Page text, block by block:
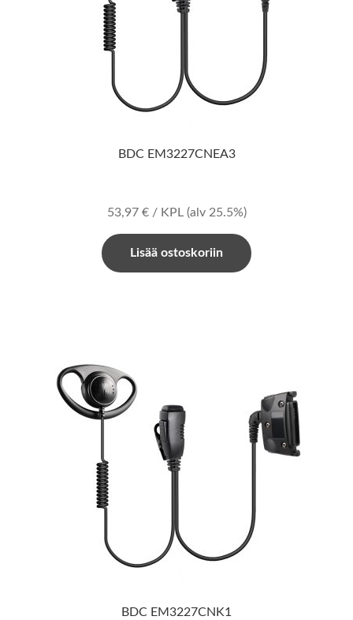
BDC EM3227CNEA3
53,97 €/ KPL (alv 25.5%)
Lisää ostoskoriin
BDC EM3227CNK1